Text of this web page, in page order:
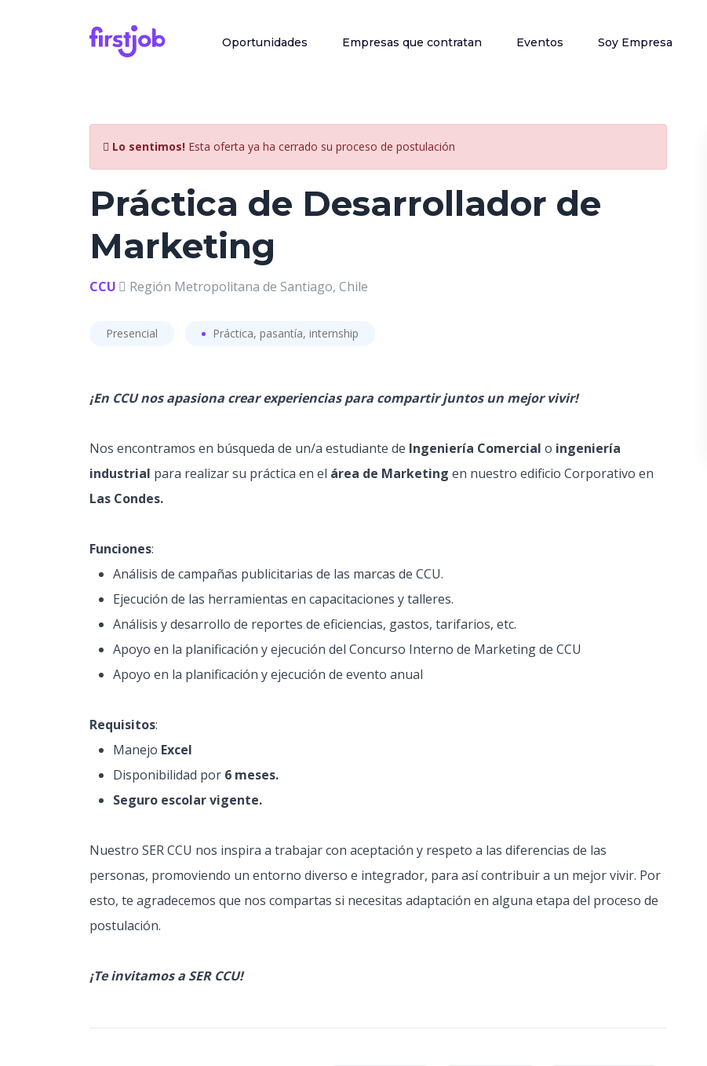
Oportunidades Empresas que contratan Eventos Soy Empresa
Lo sentimos! Esta oferta ya ha cerrado su proceso de postulación
Práctica de Desarrollador de
Marketing
CCU Región Metropolitana de Santiago, Chile
Presencial Práctica, pasantía, internship
¡En CCU nos apasiona crear experiencias para compartir juntos un mejor vivir!
Nos encontramos en búsqueda de un/a estudiante de Ingeniería Comercial o ingeniería
industrial para realizar su práctica en el área de Marketing en nuestro edificio Corporativo en
Las Condes.
Funciones:
Análisis de campañas publicitarias de las marcas de CCU.
Ejecución de las herramientas en capacitaciones y talleres.
Análisis y desarrollo de reportes de eficiencias, gastos, tarifarios, etc.
Apoyo en la planificación y ejecución del Concurso Interno de Marketing de CCU
Apoyo en la planificación y ejecución de evento anual
Requisitos:
Manejo Excel
Disponibilidad por 6 meses.
Seguro escolar vigente.
Nuestro SER CCU nos inspira a trabajar con aceptación y respeto a las diferencias de las
personas, promoviendo un entorno diverso e integrador, para así contribuir a un mejor vivir. Por
esto, te agradecemos que nos compartas si necesitas adaptación en alguna etapa del proceso de
postulación.
¡Te invitamos a SER CCU!